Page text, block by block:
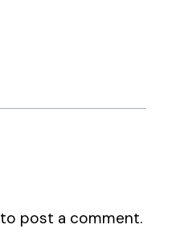
to post a comment.